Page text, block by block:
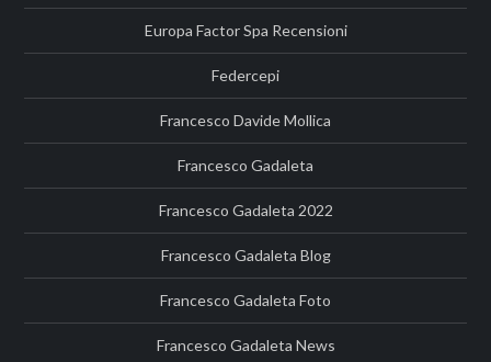
Europa Factor Spa Recensioni
Federcepi
Francesco Davide Mollica
Francesco Gadaleta
Francesco Gadaleta 2022
Francesco Gadaleta Blog
Francesco Gadaleta Foto
Francesco Gadaleta News